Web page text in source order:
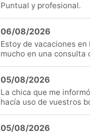
Puntual y profesional.
06/08/2026
Estoy de vacaciones
mucho en una consulta
05/08/2026
La chica que me
hacía uso de vuestros
05/08/2026